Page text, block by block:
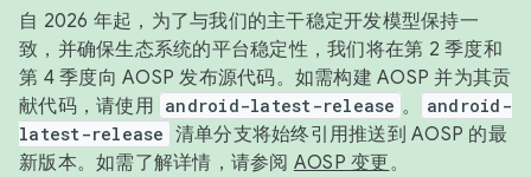
自 2026 年起，为了与我们的主干稳定开发模型保持一
致，并确保生态系统的平台稳定性，我们将在第 2 季度和
第 4 季度向 AOSP 发布源代码。如需构建 AOSP 并为其贡
献代码，请使用 android-latest-release 。
android-
latest-release 清单分支将始终引用推送到 AOSP 的最
新版本。如需了解详情，请参阅 AOSP 变更。